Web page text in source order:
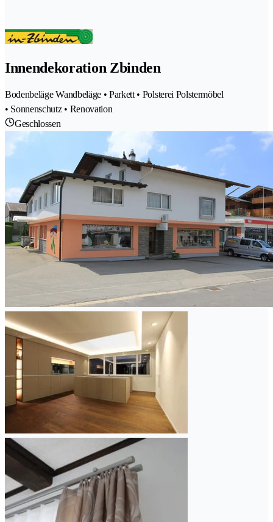
Innendekoration Zbinden
Bodenbeläge Wandbeläge • Parkett • Polsterei Polstermöbel
• Sonnenschutz • Renovation
Geschlossen